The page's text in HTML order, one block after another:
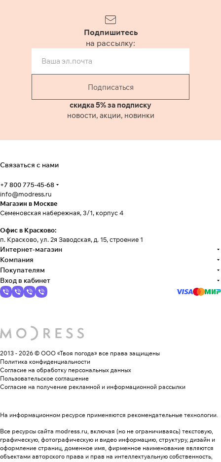
Подпишитесь
на рассылку:
Подписаться
скидка 5% за подписку
новости, акции, новинки
Связаться с нами
+7 800 775-45-68
info@modress.ru
Магазин в Москве
Семеновская набережная, 3/1, корпус 4
Офис в Красково:
п. Красково, ул. 2я Заводская, д. 15, строение 1
Интернет-магазин
Компания
Покупателям
Вход в кабинет
2013 - 2026 © ООО «Твоя погода» все права защищены
Политика конфиденциальности
Согласие на обработку персональных данных
Пользовательское соглашение
Согласие на получение рекламной и информационной рассылки
На информационном ресурсе применяются рекомендательные технологии.
Все ресурсы сайта modress.ru, включая (но не ограничиваясь) текстовую,
графическую, фотографическую и видео информацию, структуру, дизайн и
оформление страниц, доменное имя, фирменное наименование являются
объектами авторского права и прав на интеллектуальную собственность,